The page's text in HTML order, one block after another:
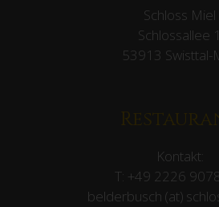
Schloss Miel
Schlossallee 1
53913 Swisttal-
Kontakt:
T: +49 2226
belderbusch (at)